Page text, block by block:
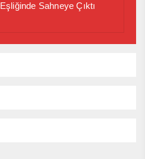
Eşliğinde Sahneye Çıktı